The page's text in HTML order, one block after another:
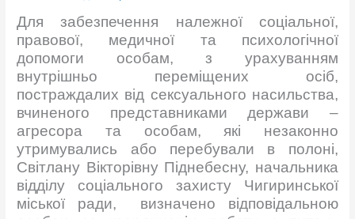
Для забезпечення належної соціальної,
правової, медичної та психологічної
допомоги особам, з урахуванням
внутрішньо переміщених осіб,
постраждалих від сексуального насильства,
вчиненого представниками держави –
агресора та особам, які незаконно
утримувались або перебували в полоні,
Світлану Вікторівну Піднебесну, начальника
відділу соціального захисту Чигиринської
міської ради, визначено відповідальною